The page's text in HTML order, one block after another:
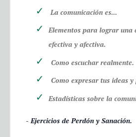
La comunicación es...
Elementos para lograr una
efectiva y afectiva.
Como escuchar realmente.
Como expresar tus ideas y
Estadísticas sobre la
- Ejercicios de Perdón y Sanación.